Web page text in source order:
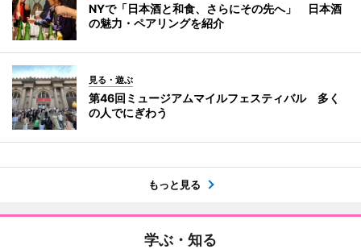
NYで「日本酒と和食、さらにその先へ」 日本酒
の魅力・ペアリングを紹介
見る・遊ぶ
第46回ミュージアムマイルフェスティバル 多く
の人でにぎわう
もっと見る
学ぶ・知る